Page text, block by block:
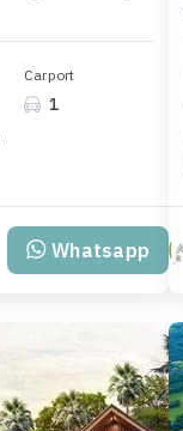
Carport
1
Whatsapp